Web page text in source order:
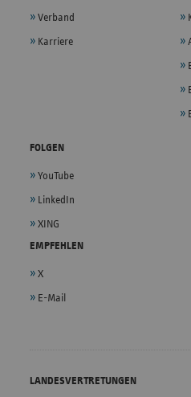
Verband
Karriere
FOLGEN
YouTube
LinkedIn
XING
EMPFEHLEN
X
E-Mail
LANDESVERTRETUNGEN